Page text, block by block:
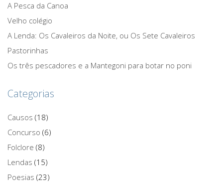
A Pesca da Canoa
Velho colégio
A Lenda: Os Cavaleiros da Noite, ou Os Sete Cavaleiros
Pastorinhas
Os três pescadores e a Mantegoni para botar no poni
Categorias
Causos (18)
Concurso (6)
Folclore (8)
Lendas (15)
Poesias (23)